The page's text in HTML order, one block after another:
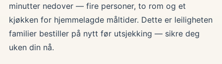
minutter nedover — fire personer, to rom og et
kjøkken for hjemmelagde måltider. Dette er leiligheten
familier bestiller på nytt før utsjekking — sikre deg
uken din nå.